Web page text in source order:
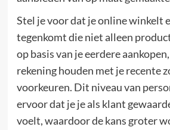
Stel je voor dat je online winkelt
tegenkomt die niet alleen
op basis van je eerdere
rekening houden met je recente
voorkeuren. Dit niveau van
ervoor dat je je als klant
voelt, waardoor de kans groter